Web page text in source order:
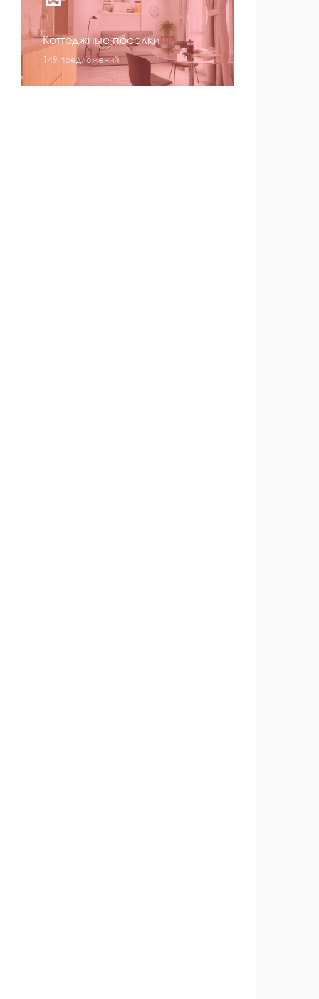
Коттеджные поселки
149 предложений